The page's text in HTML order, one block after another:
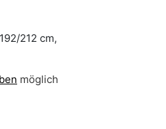
212 cm,
möglich